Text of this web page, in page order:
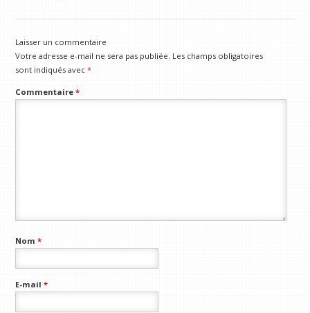
Laisser un commentaire
Votre adresse e-mail ne sera pas publiée. Les champs obligatoires
sont indiqués avec*
Commentaire*
Nom*
E-mail*